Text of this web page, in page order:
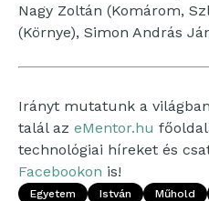
Nagy Zoltán (Komárom,
(Környe), Simon András
Irányt mutatunk a
talál az eMentor.hu
technológiai híreket és
Facebookon is!
Egyetem István Műhold